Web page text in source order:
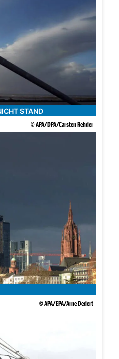
STAND
© APA/DPA/Carsten Rehder
© APA/EPA/Arne Dedert